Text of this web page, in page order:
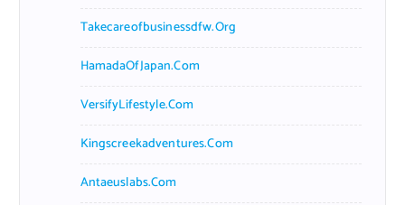
Takecareofbusinessdfw.org
HamadaOfJapan.com
VersifyLifestyle.com
Kingscreekadventures.com
Antaeuslabs.com